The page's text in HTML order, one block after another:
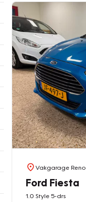
Vakgarage Reno
Ford Fiesta
1.0 Style 5-drs